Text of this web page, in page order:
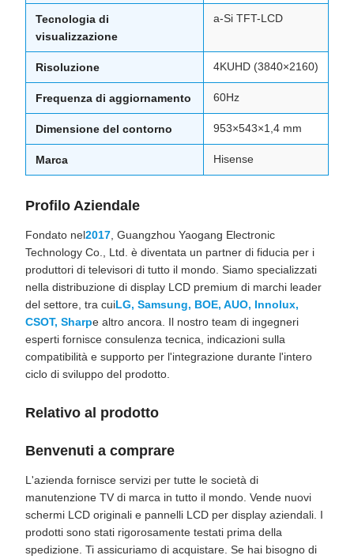
Tecnologia di
visualizzazione
a-Si TFT-LCD
Risoluzione 4KUHD (3840×2160)
Frequenza di aggiornamento 60Hz
Dimensione del contorno 953×543×1,4 mm
Marca Hisense
Profilo Aziendale
Fondato nel2017 , Guangzhou Yaogang Electronic
Technology Co., Ltd. è diventata un partner di fiducia per i
produttori di televisori di tutto il mondo. Siamo specializzati
nella distribuzione di display LCD premium di marchi leader
del settore, tra cuiLG, Samsung, BOE, AUO, Innolux,
CSOT, Sharpe altro ancora. Il nostro team di ingegneri
esperti fornisce consulenza tecnica, indicazioni sulla
compatibilità e supporto per l'integrazione durante l'intero
ciclo di sviluppo del prodotto.
Relativo al prodotto
Benvenuti a comprare
L'azienda fornisce servizi per tutte le società di
manutenzione TV di marca in tutto il mondo. Vende nuovi
schermi LCD originali e pannelli LCD per display aziendali. I
prodotti sono stati rigorosamente testati prima della
spedizione. Ti assicuriamo di acquistare. Se hai bisogno di